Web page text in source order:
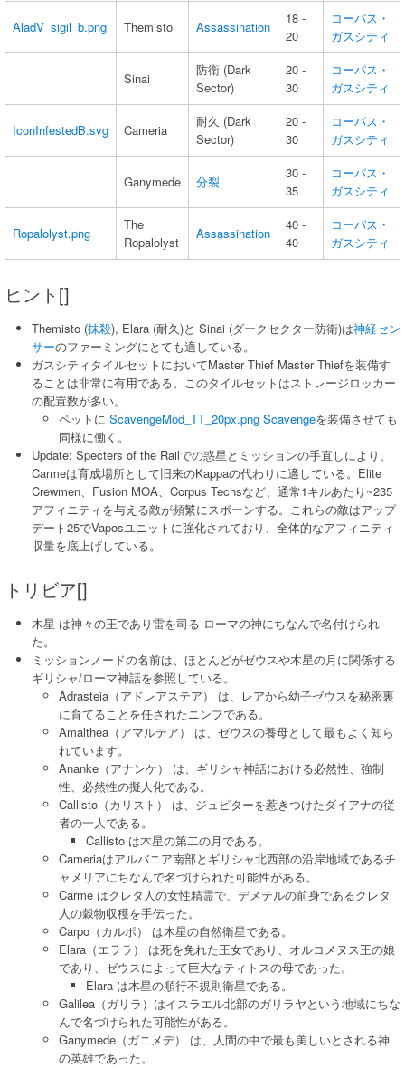
AladV_sigil_b.png Themisto Assassination
18 -
20
コーパス・
ガスシティ
Sinai
防衛 (Dark
Sector)
20 -
30
コーパス・
ガスシティ
IconInfestedB.svg Cameria
耐久 (Dark
Sector)
20 -
30
コーパス・
ガスシティ
Ganymede 分裂
30 -
35
コーパス・
ガスシティ
Ropalolyst.png
The
Ropalolyst
Assassination
40 -
40
コーパス・
ガスシティ
ヒント[]
Themisto (抹殺), Elara (耐久)と Sinai (ダークセクター防衛)は神経セン
サーのファーミングにとても適している。
ガスシティタイルセットにおいてMaster Thief Master Thiefを装備す
ることは非常に有用である。このタイルセットはストレージロッカー
の配置数が多い。
ペットに ScavengeMod_TT_20px.png Scavengeを装備させても
同様に働く。
Update: Specters of the Railでの惑星とミッションの手直しにより、
Carmeは育成場所として旧来のKappaの代わりに適している。Elite
Crewmen、Fusion MOA、Corpus Techsなど、通常1キルあたり~235
アフィニティを与える敵が頻繁にスポーンする。これらの敵はアップ
デート25でVaposユニットに強化されており、全体的なアフィニティ
収量を底上げしている。
トリビア[]
木星 は神々の王であり雷を司る ローマの神にちなんで名付けられ
た。
ミッションノードの名前は、ほとんどがゼウスや木星の月に関係する
ギリシャ/ローマ神話を参照している。
Adrasteia（アドレアステア） は、レアから幼子ゼウスを秘密裏
に育てることを任されたニンフである。
Amalthea（アマルテア） は、ゼウスの養母として最もよく知ら
れています。
Ananke（アナンケ） は、ギリシャ神話における必然性、強制
性、必然性の擬人化である。
Callisto（カリスト） は、ジュピターを惹きつけたダイアナの従
者の一人である。
Callisto は木星の第二の月である。
Cameriaはアルバニア南部とギリシャ北西部の沿岸地域であるチ
ャメリアにちなんで名づけられた可能性がある。
Carme はクレタ人の女性精霊で、デメテルの前身であるクレタ
人の穀物収穫を手伝った。
Carpo（カルポ） は木星の自然衛星である。
Elara（エララ） は死を免れた王女であり、オルコメヌス王の娘
であり、ゼウスによって巨大なティトスの母であった。
Elara は木星の順行不規則衛星である。
Galilea（ガリラ）はイスラエル北部のガリラヤという地域にちな
んで名づけられた可能性がある。
Ganymede（ガニメデ） は、人間の中で最も美しいとされる神
の英雄であった。